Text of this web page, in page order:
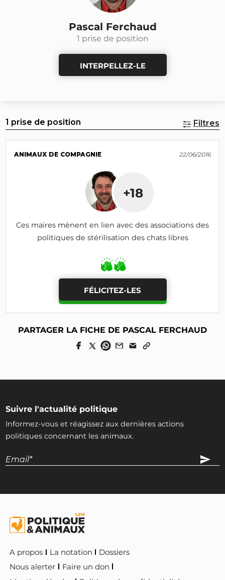
Pascal Ferchaud
1 prise de position
INTERPELLEZ-LE
1 prise de position Filtres
ANIMAUX DE COMPAGNIE 22/06/2016
+18
Ces maires mènent en lien avec des associations des
politiques de stérilisation des chats libres
FÉLICITEZ-LES
PARTAGER LA FICHE DE PASCAL FERCHAUD
Suivre l'actualité politique
Informez-vous et réagissez aux dernières actions
politiques concernant les animaux.
A propos La notation
Dossiers
Nous alerter
Faire un don